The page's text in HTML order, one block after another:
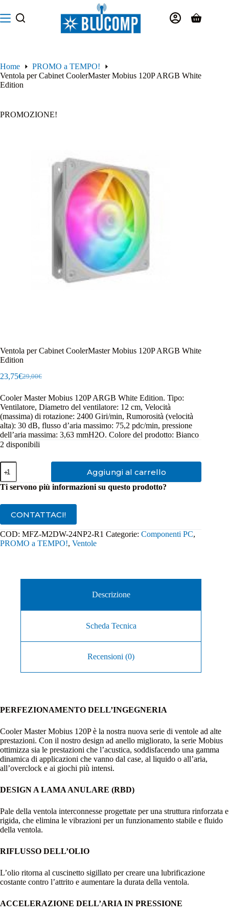
al
contenuto
Carrello
Home
PROMO a TEMPO!
Ventola per Cabinet CoolerMaster Mobius 120P ARGB White
Edition
PROMOZIONE!
Ventola per Cabinet CoolerMaster Mobius 120P ARGB White
Edition
29,00€
Il
originale
era:
29,00€.
23,75€Il
attuale
è:
23,75€.
Cooler Master Mobius 120P ARGB White Edition. Tipo:
Ventilatore, Diametro del ventilatore: 12 cm, Velocità
(massima) di rotazione: 2400 Giri/min, Rumorosità (velocità
alta): 30 dB, flusso d’aria massimo: 75,2 pdc/min, pressione
dell’aria massima: 3,63 mmH2O. Colore del prodotto: Bianco
2 disponibili
Ventola
per
Cabinet
CoolerMaster
ARGB
White
Edition
quantità
Aggiungi al carrello
Ti servono più informazioni su questo prodotto?
CONTATTACI!
COD: MFZ-M2DW-24NP2-R1 Categorie: Componenti PC,
PROMO a TEMPO!, Ventole
Descrizione
Scheda Tecnica
Recensioni (0)
PERFEZIONAMENTO DELL’INGEGNERIA
Cooler Master Mobius 120P è la nostra nuova serie di ventole ad alte
prestazioni. Con il nostro design ad anello migliorato, la serie Mobius
ottimizza sia le prestazioni che l’acustica, soddisfacendo una gamma
dinamica di applicazioni che vanno dal case, al liquido o all’aria,
all’overclock e ai giochi più intensi.
DESIGN A LAMA ANULARE (RBD)
Pale della ventola interconnesse progettate per una struttura rinforzata e
rigida, che elimina le vibrazioni per un funzionamento stabile e fluido
della ventola.
RIFLUSSO DELL’OLIO
L’olio ritorna al cuscinetto sigillato per creare una lubrificazione
costante contro l’attrito e aumentare la durata della ventola.
ACCELERAZIONE DELL’ARIA IN PRESSIONE